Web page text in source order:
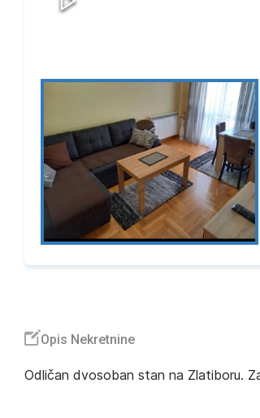
Opis Nekretnine
Odličan dvosoban stan na Zlatiboru.